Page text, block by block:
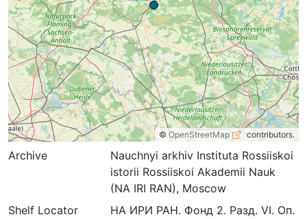
© OpenStreetMap contributors.
Archive
Nauchnyi arkhiv Instituta Rossiiskoi
istorii Rossiiskoi Akademii Nauk
(NA IRI RAN), Moscow
Shelf Locator
НА ИРИ РАН. Фонд 2. Разд. VI. Оп.